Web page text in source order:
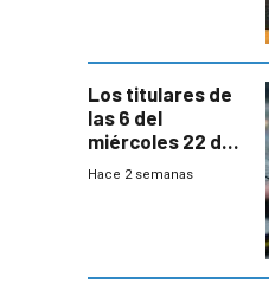
Los titulares de
las 6 del
miércoles 22 de
julio de 2026
Hace 2 semanas